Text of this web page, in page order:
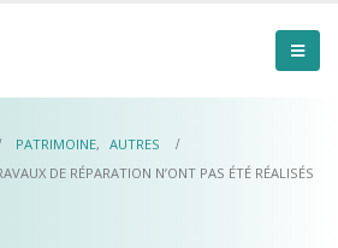
PATRIMOINE, AUTRES
DE RÉPARATION N’ONT PAS ÉTÉ RÉALISÉS